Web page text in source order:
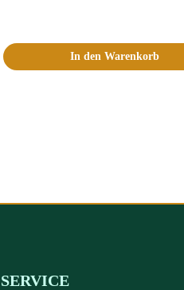
In den Warenkorb
SERVICE